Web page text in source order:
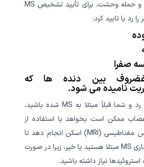
علاوه بر حمله قلبی و حمله وحشت، برای تأیید تشخیص MS
رد یا تایید کرد:
صفرا
غضروف بین دنده ها که
نامیده می شود.
اگر این دلایل دیگر رد و شما قبلاً مبتلا به MS شده باشید،
ممکن است بخواهد با استفاده از
تصویربرداری رزونانس مغناطیسی (MRI) اسکن انجام دهد تا
ببینید آیا به عود بیماری MS مبتلا هستید یا خیر، زیرا در صورت
نیاز داشته باشید.